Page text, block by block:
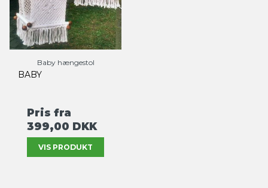
Baby hængestol
BABY
Pris fra
399,00 DKK
VIS PRODUKT